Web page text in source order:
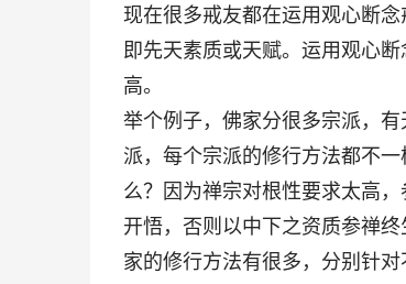
现在很多戒友都在运用观心断
即先天素质或天赋。运用观心
高。
举个例子，佛家分很多宗派，
派，每个宗派的修行方法都不
么？因为禅宗对根性要求太高
开悟，否则以中下之资质参禅
家的修行方法有很多，分别针